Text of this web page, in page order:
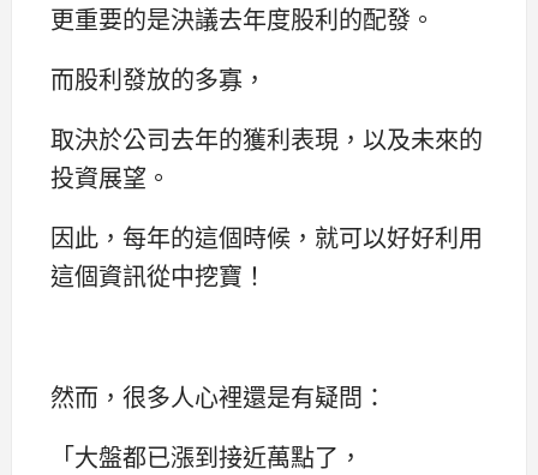
更重要的是決議去年度股利的配發。
而股利發放的多寡，
取決於公司去年的獲利表現，以及未來的
投資展望。
因此，每年的這個時候，就可以好好利用
這個資訊從中挖寶！
然而，很多人心裡還是有疑問：
「大盤都已漲到接近萬點了，